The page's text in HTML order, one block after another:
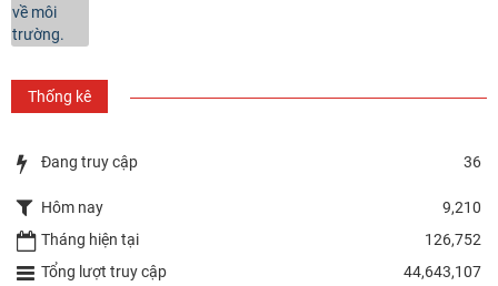
Thống kê
Đang truy cập 36
Hôm nay
9,210
Tháng hiện tại
126,752
Tổng lượt truy cập
44,643,107